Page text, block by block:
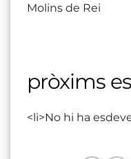
Molins de Rei
pròxims
<li>No hi ha